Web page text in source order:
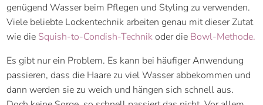
genügend Wasser beim Pflegen und Styling zu verwenden.
Viele beliebte Lockentechnik arbeiten genau mit dieser Zutat
wie die Squish-to-Condish-Technikoder die Bowl-Methode.
Es gibt nur ein Problem. Es kann bei häufiger Anwendung
passieren, dass die Haare zu viel Wasser abbekommen und
dann werden sie zu weich und hängen sich schnell aus.